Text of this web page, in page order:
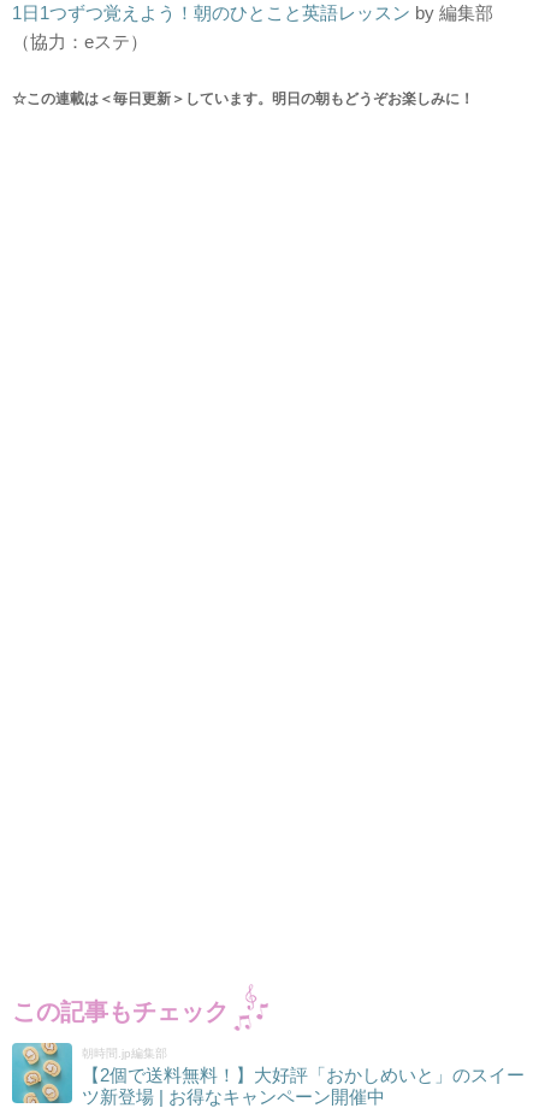
1日1つずつ覚えよう！朝のひとこと英語レッスン by 編集部
（協力：eステ）
☆この連載は＜毎日更新＞しています。明日の朝もどうぞお楽しみに！
この記事もチェック
朝時間.jp編集部
【2個で送料無料！】大好評「おかしめいと」のスイー
ツ新登場 | お得なキャンペーン開催中